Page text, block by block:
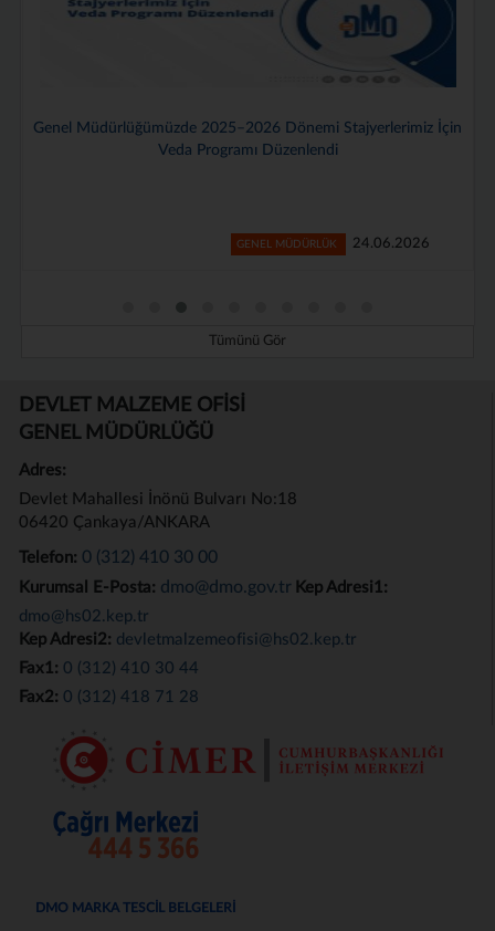
Genel Müdürlüğümüzde 2025–2026 Dönemi Stajyerlerimiz İçin
Veda Programı Düzenlendi
GENEL MÜDÜRLÜK 24.06.2026
Tümünü Gör
DEVLET MALZEME OFİSİ
GENEL MÜDÜRLÜĞÜ
Adres:
Devlet Mahallesi İnönü Bulvarı No:18
06420 Çankaya/ANKARA
Telefon: 0 (312) 410 30 00
Kurumsal E-Posta: dmo@dmo.gov.tr Kep Adresi1:
dmo@hs02.kep.tr
Kep Adresi2: devletmalzemeofisi@hs02.kep.tr
Fax1: 0 (312) 410 30 44
Fax2: 0 (312) 418 71 28
DMO MARKA TESCİL BELGELERİ